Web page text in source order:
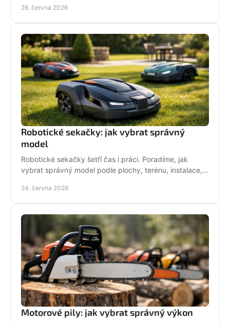
26. června 2026
Robotické sekačky: jak vybrat správný
model
Robotické sekačky šetří čas i práci. Poradíme, jak
vybrat správný model podle plochy, terénu, instalace,
24. června 2026
Motorové pily: jak vybrat správný výkon